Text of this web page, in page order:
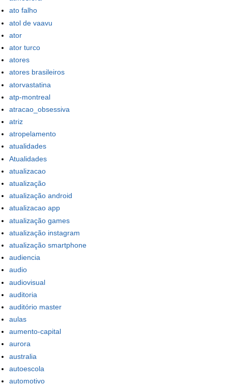
ato falho
atol de vaavu
ator
ator turco
atores
atores brasileiros
atorvastatina
atp-montreal
atracao_obsessiva
atriz
atropelamento
atualidades
Atualidades
atualizacao
atualização
atualização android
atualizacao app
atualização games
atualização instagram
atualização smartphone
audiencia
audio
audiovisual
auditoria
auditório master
aulas
aumento-capital
aurora
australia
autoescola
automotivo